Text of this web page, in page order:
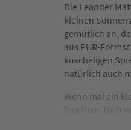
Die Leander
kleinen
gemütlich an,
aus PUR-
kuscheligen
natürlich auch
Wenn mal ein
feuchten Tuch